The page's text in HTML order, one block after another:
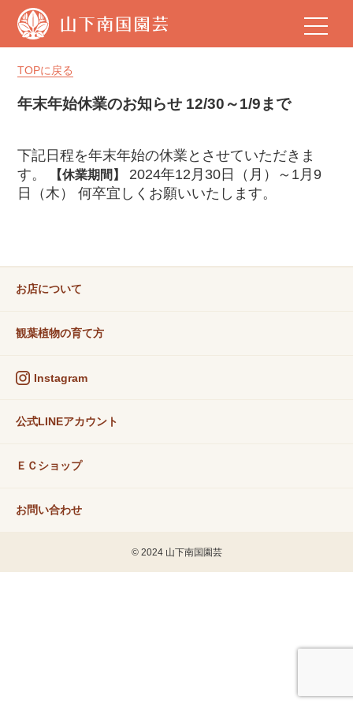
山
下
南
国
園
芸
TOPに戻る
年末年始休業のお知らせ 12/30～1/9まで
下記日程を年末年始の休業とさせていただきま
す。
【休業期間】
2024年12月30日（月）～1月9
日（木） 何卒宜しくお願いいたします。
お店について
観葉植物の育て方
Instagram
公式LINEアカウント
ＥＣショップ
お問い合わせ
© 2024 山下南国園芸